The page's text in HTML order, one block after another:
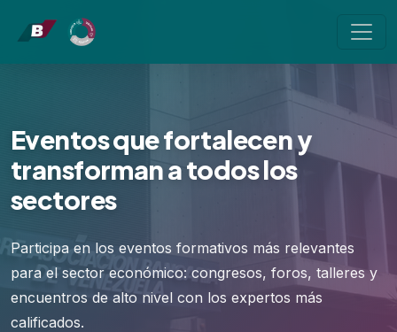
Eventos que fortalecen y
transforman a todos los
sectores
Participa en los eventos formativos más relevantes
para el sector económico: congresos, foros, talleres y
encuentros de alto nivel con los expertos más
calificados.